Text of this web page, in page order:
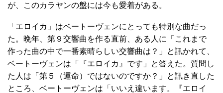
が、このカラヤンの盤には今も愛着がある。
「エロイカ」はベートーヴェンにとっても特別な曲だっ
た。晩年、第９交響曲を作る直前、ある人に「これまで
作った曲の中で一番素晴らしい交響曲は？」と訊かれて、
ベートーヴェンは「『エロイカ』です」と答えた。質問し
た人は「第５（運命）ではないのですか？」と訊き直した
ところ、ベートーヴェンは「いいえ違います。『エロイ